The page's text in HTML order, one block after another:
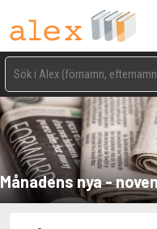
Månadens nya -